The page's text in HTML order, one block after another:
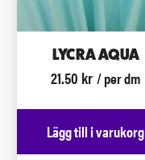
LYCRA AQUA
21.50 kr / per dm
Lägg till i varukorg